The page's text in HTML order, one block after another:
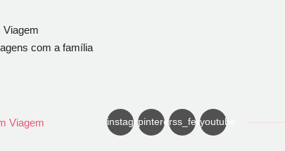
Viagem
com a família
instagrampinterestrss_feedyoutube